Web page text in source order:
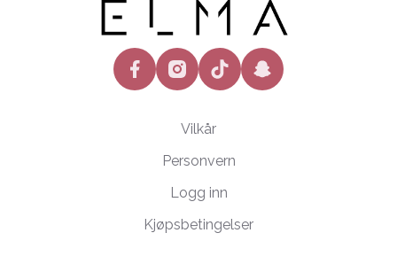
facebookinstagramtiktok snapchat
Vilkår
Personvern
Logg inn
Kjøpsbetingelser